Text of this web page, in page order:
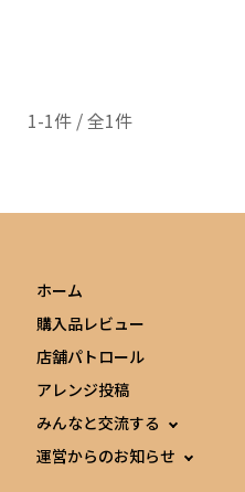
1-1件 / 全1件
ホーム
購入品レビュー
店舗パトロール
アレンジ投稿
みんなと交流する
運営からのお知らせ